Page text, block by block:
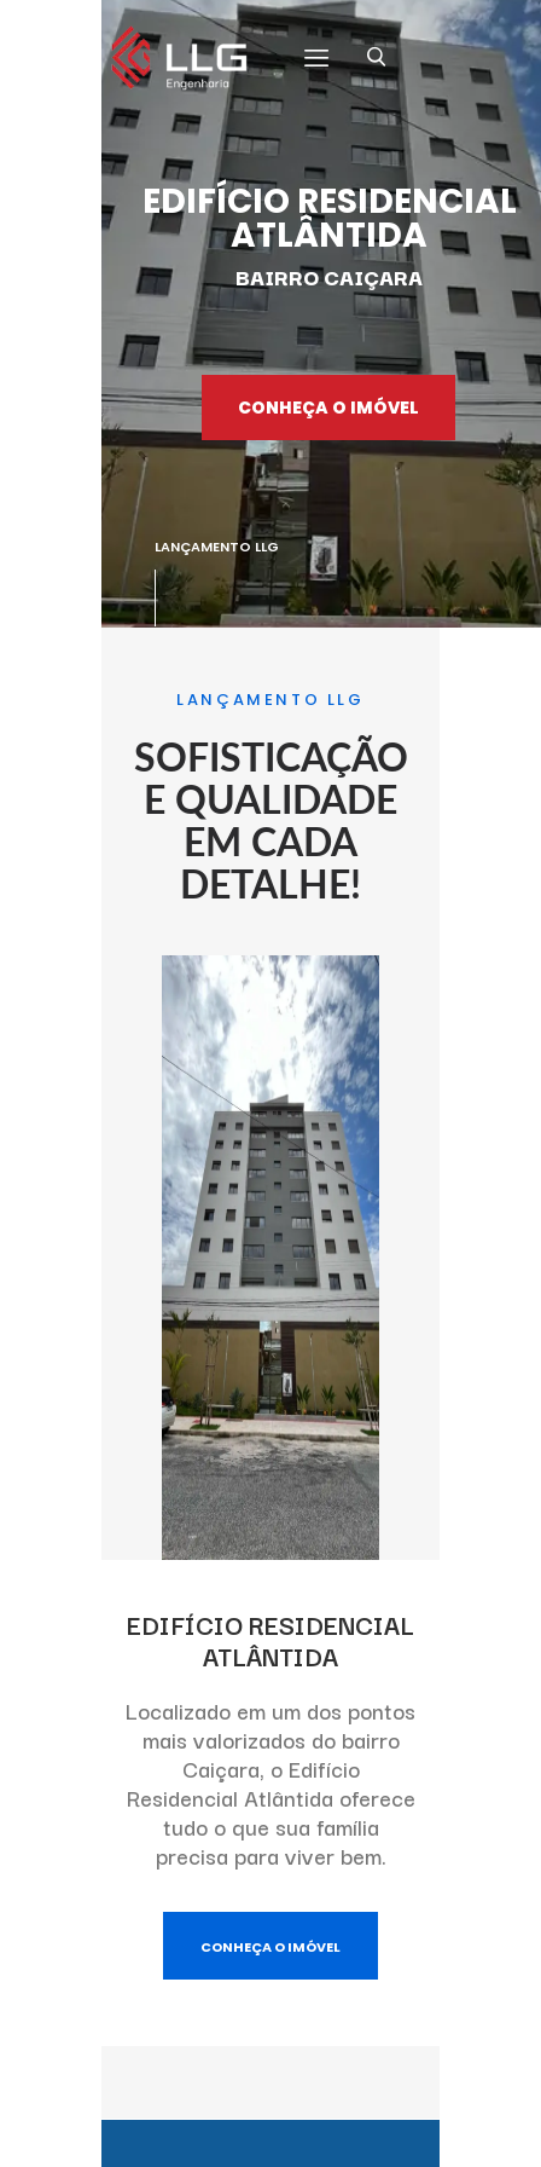
HOME
SOBRE A LLG
NOSSOS EMPREENDIMENTOS
FALE CONOSCO
EDIFÍCIO RESIDENCIAL
ATLÂNTIDA
CONHEÇA O IMÓVEL
BAIRRO CAIÇARA
LANÇAMENTO LLG
LANÇAMENTO LLG
SOFISTICAÇÃO
E QUALIDADE
EM CADA
DETALHE!
EDIFÍCIO RESIDENCIAL
ATLÂNTIDA
Localizado em um dos pontos
mais valorizados do bairro
Caiçara, o Edifício
Residencial Atlântida oferece
tudo o que sua família
precisa para viver bem.
CONHEÇA O IMÓVEL